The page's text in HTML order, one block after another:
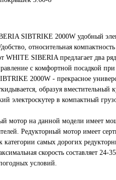
SIBTRIKE 2000W удобный
относительная
WHITE SIBERIA предлагает два
с комфортной посадкой
2000W - прекрасное
образуя вместительный
электроскутер в компактный
мотор на данной модели имеет
Редукторный мотор имеет
категории самых дорогих
скорость составляет 24-
условий.